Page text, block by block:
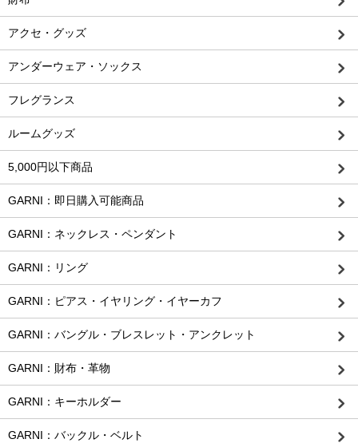
アクセ・グッズ
アンダーウェア・ソックス
フレグランス
ルームグッズ
5,000円以下商品
GARNI：即日購入可能商品
GARNI：ネックレス・ペンダント
GARNI：リング
GARNI：ピアス・イヤリング・イヤーカフ
GARNI：バングル・ブレスレット・アンクレット
GARNI：財布・革物
GARNI：キーホルダー
GARNI：バックル・ベルト